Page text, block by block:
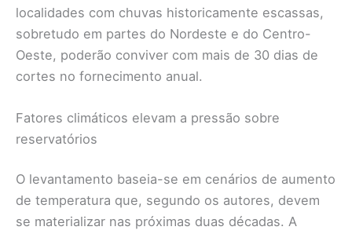
localidades com chuvas historicamente escassas,
sobretudo em partes do Nordeste e do Centro-
Oeste, poderão conviver com mais de 30 dias de
cortes no fornecimento anual.
Fatores climáticos elevam a pressão sobre
reservatórios
O levantamento baseia-se em cenários de aumento
de temperatura que, segundo os autores, devem
se materializar nas próximas duas décadas. A